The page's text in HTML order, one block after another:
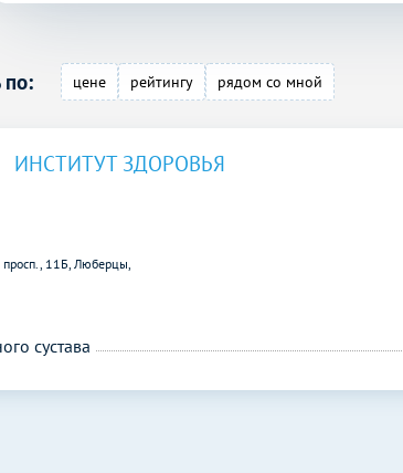
по: цене рейтингу рядом со мной
ИНСТИТУТ ЗДОРОВЬЯ
11Б, Люберцы,
сустава